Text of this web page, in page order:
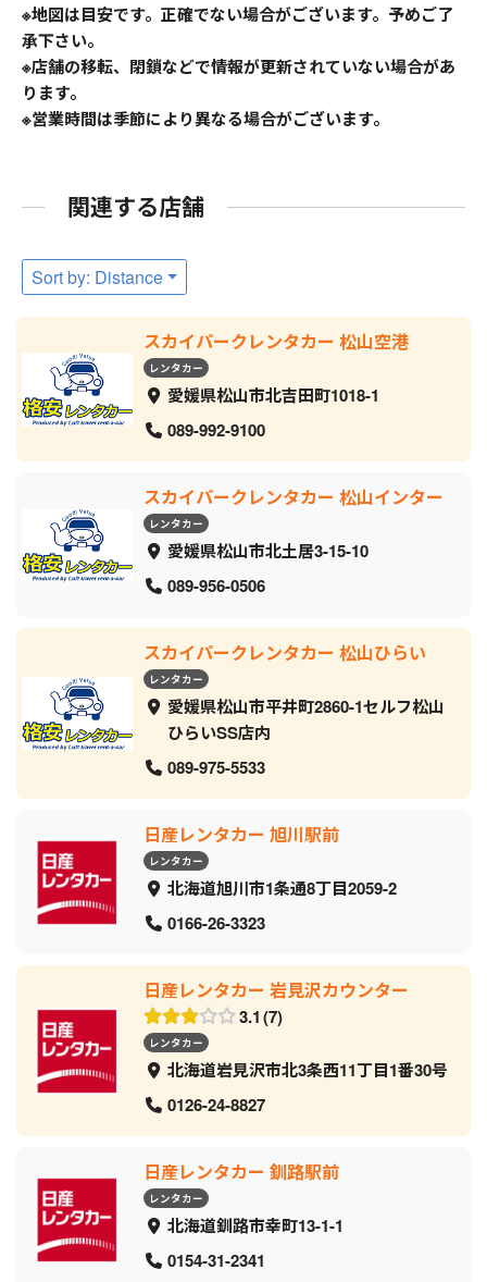
※地図は目安です。正確でない場合がございます。予めご了
承下さい。
※店舗の移転、閉鎖などで情報が更新されていない場合があ
ります。
※営業時間は季節により異なる場合がございます。
関連する店舗
Sort by: Distance
スカイパークレンタカー 松山空港
レンタカー
愛媛県松山市北吉田町1018-1
089-992-9100
スカイパークレンタカー 松山インター
レンタカー
愛媛県松山市北土居3-15-10
089-956-0506
スカイパークレンタカー 松山ひらい
レンタカー
愛媛県松山市平井町2860-1セルフ松山
ひらいSS店内
089-975-5533
日産レンタカー 旭川駅前
レンタカー
北海道旭川市1条通8丁目2059‐2
0166-26-3323
日産レンタカー 岩見沢カウンター
3.1 7
レンタカー
北海道岩見沢市北3条西11丁目1番30号
0126-24-8827
日産レンタカー 釧路駅前
レンタカー
北海道釧路市幸町13-1-1
0154-31-2341